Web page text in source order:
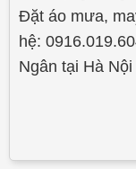
Đặt áo mưa,
hệ:
Ngân tại Hà